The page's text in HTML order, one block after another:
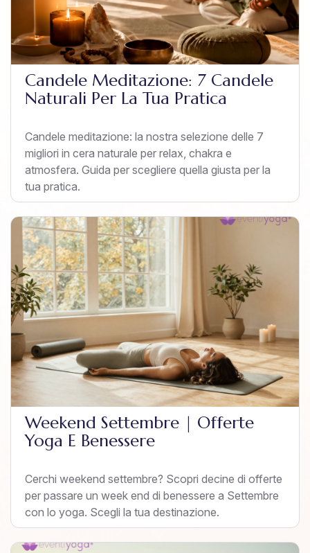
Candele Meditazione: 7 Candele
Naturali Per La Tua Pratica
Candele meditazione: la nostra selezione delle 7
migliori in cera naturale per relax, chakra e
atmosfera. Guida per scegliere quella giusta per la
tua pratica.
Weekend Settembre | Offerte
Yoga E Benessere
Cerchi weekend settembre? Scopri decine di offerte
per passare un week end di benessere a Settembre
con lo yoga. Scegli la tua destinazione.